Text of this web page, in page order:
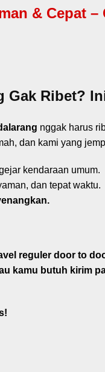
& Cepat
Gak Ribet?
nggak harus
dan kami yang
kendaraan umum.
dan tepat waktu.
reguler door to
kamu butuh kirim